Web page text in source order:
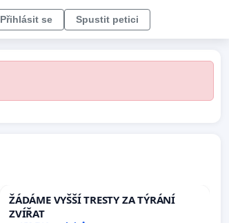
Přihlásit se Spustit petici
ŽÁDÁME VYŠŠÍ TRESTY ZA TÝRÁNÍ
ZVÍŘAT